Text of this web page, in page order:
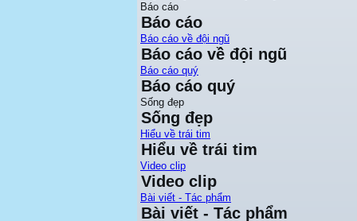
Báo cáo
Báo cáo
Báo cáo về đội ngũ
Báo cáo về đội ngũ
Báo cáo quý
Báo cáo quý
Sống đẹp
Sống đẹp
Hiểu về trái tim
Hiểu về trái tim
Video clip
Video clip
Bài viết - Tác phẩm
Bài viết - Tác phẩm